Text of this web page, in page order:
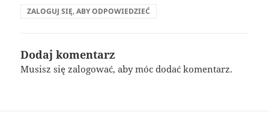
ZALOGUJ SIĘ, ABY ODPOWIEDZIEĆ
Dodaj komentarz
Musisz sięzalogować, aby móc dodać komentarz.